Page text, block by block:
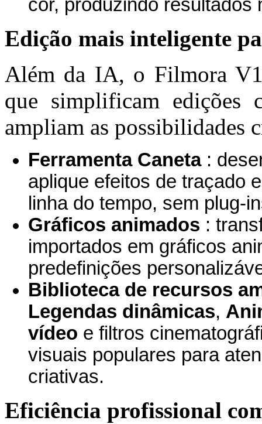
cor, produzindo
Edição mais inteligente
Além da IA, o Filmora
que simplificam edições
ampliam as possibilidades
Ferramenta Caneta :
aplique efeitos de traçado
linha do tempo, sem plug-
Gráficos animados :
importados em gráficos
predefinições
Biblioteca de recursos
Legendas dinâmicas,
vídeo e filtros
visuais populares para
criativas.
Eficiência profissional